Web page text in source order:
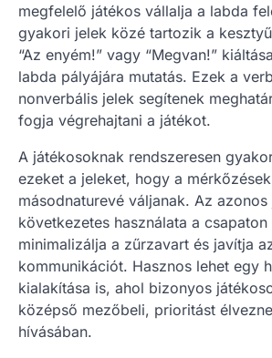
megfelelő játékos vállalja a labda
gyakori jelek közé tartozik a
“Az enyém!” vagy “Megvan!”
labda pályájára mutatás. Ezek a
nonverbális jelek segítenek
fogja végrehajtani a játékot.
A játékosoknak rendszeresen
ezeket a jeleket, hogy a
másodnaturevé váljanak. Az azonos
következetes használata a csapaton
minimalizálja a zűrzavart és javítja
kommunikációt. Hasznos lehet egy
kialakítása is, ahol bizonyos
középső mezőbeli, prioritást
hívásában.